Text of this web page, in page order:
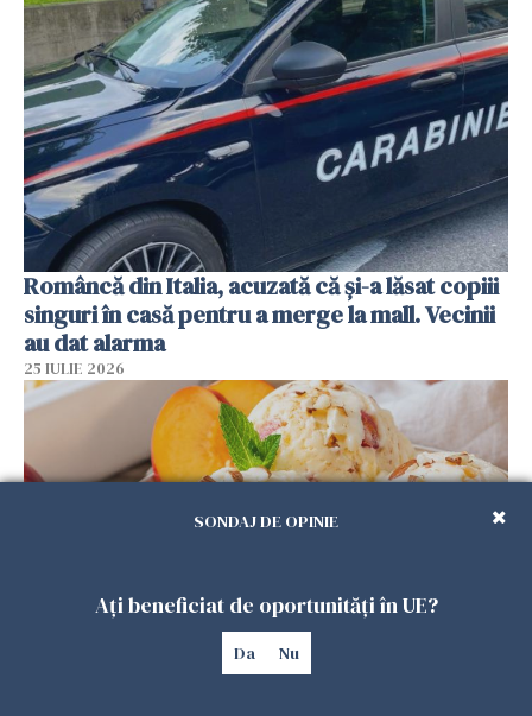
Româncă din Italia, acuzată că și-a lăsat copiii
singuri în casă pentru a merge la mall. Vecinii
au dat alarma
25 IULIE 2026
Înghețata de casă cu nectarine care
SONDAJ DE OPINIE
Ați beneficiat de oportunități în UE?
Da Nu